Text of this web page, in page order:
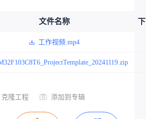
文件名称
工作视频.mp4
克隆工程 添加到专辑